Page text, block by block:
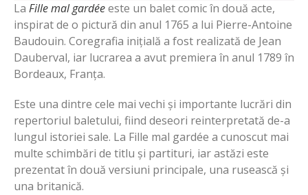
La Fille mal gardéeeste un balet comic în două acte,
inspirat de o pictură din anul 1765 a lui Pierre-Antoine
Baudouin. Coregrafia inițială a fost realizată de Jean
Dauberval, iar lucrarea a avut premiera în anul 1789 în
Bordeaux, Franța.
Este una dintre cele mai vechi și importante lucrări din
repertoriul baletului, fiind deseori reinterpretată de-a
lungul istoriei sale. La Fille mal gardée a cunoscut mai
multe schimbări de titlu și partituri, iar astăzi este
prezentat în două versiuni principale, una rusească și
una britanică.